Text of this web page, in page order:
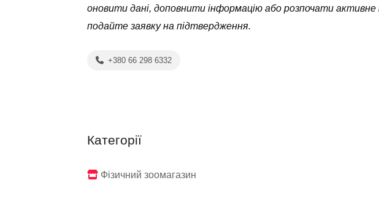
оновити дані, доповнити інформацію або розпочати
подайте заявку на підтвердження.
+380 66 298 6332
Категорії
Фізичний зоомагазин